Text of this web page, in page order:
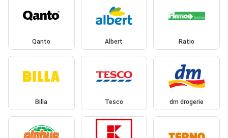
Qanto Albert Ratio
Billa Tesco dm drogerie